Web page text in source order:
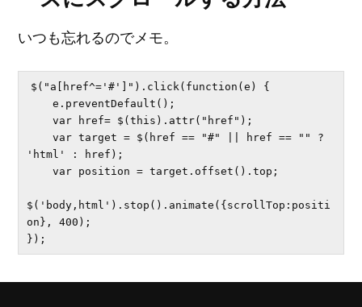
いつも忘れるのでメモ。
$("a[href^='#']").click(function(e) {
    e.preventDefault();
    var href= $(this).attr("href");
    var target = $(href == "#" || href == "" ?
'html' : href);
    var position = target.offset().top;
$('body,html').stop().animate({scrollTop:positi
on}, 400);